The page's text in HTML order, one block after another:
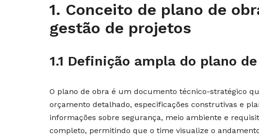
1. Conceito de plano de
gestão de projetos
1.1 Definição ampla do plano
O plano de obra é um documento técnico-stratégico
orçamento detalhado, especificações construtivas e
informações sobre segurança, meio ambiente e
completo, permitindo que o time visualize o